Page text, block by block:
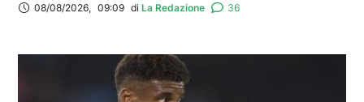
08/08/2026, 09:09 di La Redazione 36